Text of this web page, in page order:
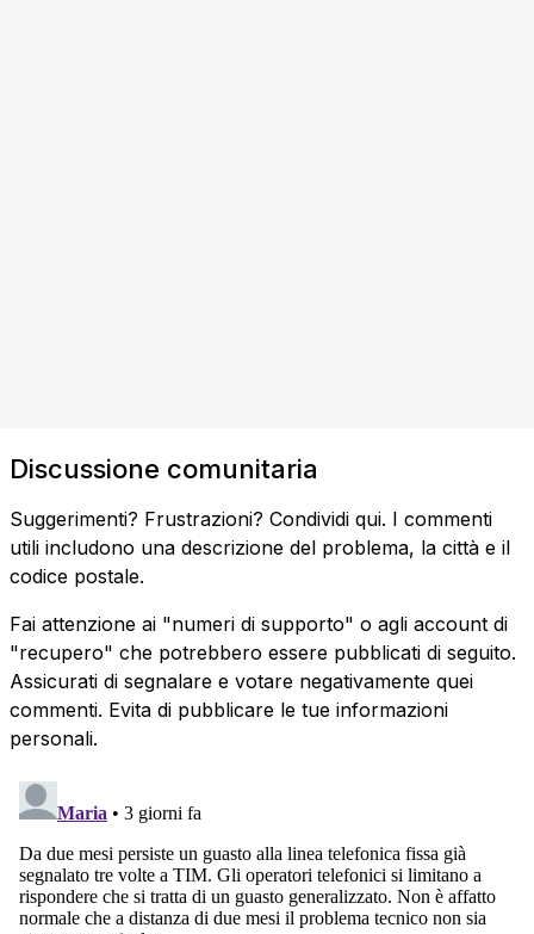
Discussione comunitaria
Suggerimenti? Frustrazioni? Condividi qui. I commenti
utili includono una descrizione del problema, la città e il
codice postale.
Fai attenzione ai "numeri di supporto" o agli account di
"recupero" che potrebbero essere pubblicati di seguito.
Assicurati di segnalare e votare negativamente quei
commenti. Evita di pubblicare le tue informazioni
personali.